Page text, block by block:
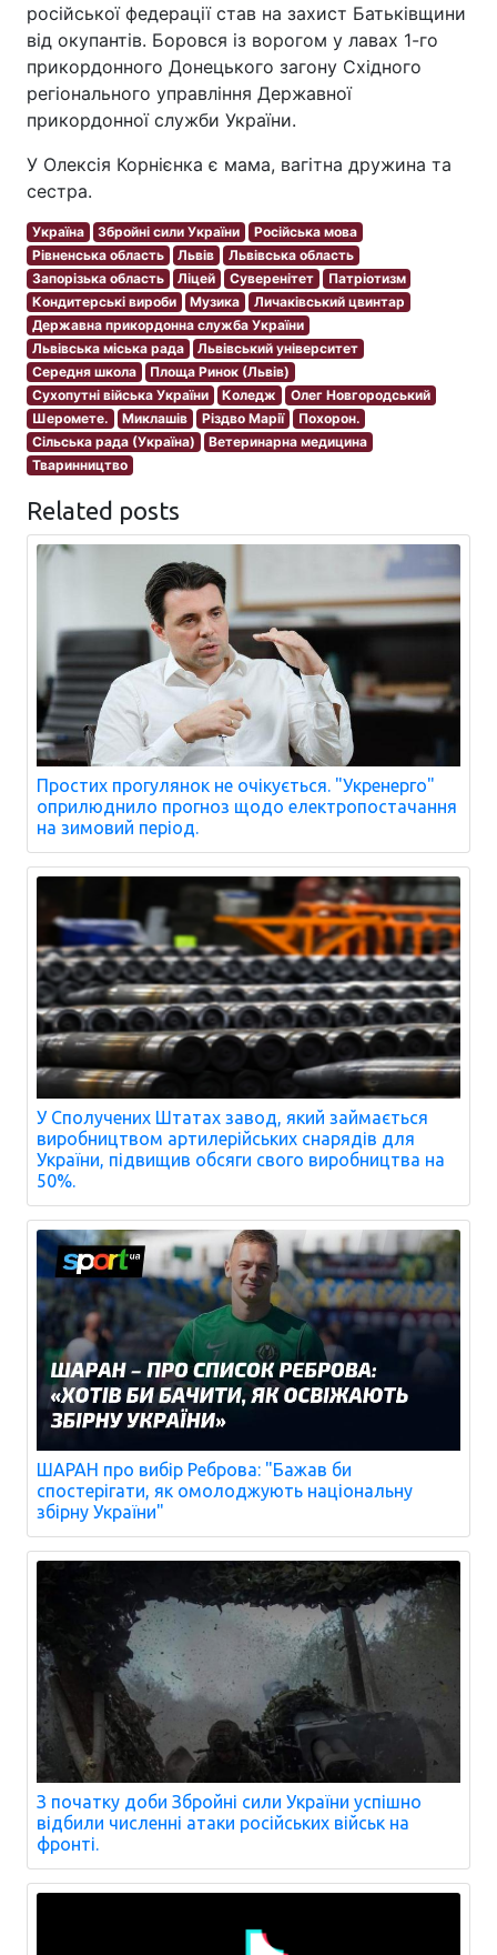
російської федерації став на захист Батьківщини
від окупантів. Боровся із ворогом у лавах 1-го
прикордонного Донецького загону Східного
регіонального управління Державної
прикордонної служби України.
У Олексія Корнієнка є мама, вагітна дружина та
сестра.
Україна Збройні сили України
Російська мова
Рівненська область
Львів
Львівська область
Запорізька область
Ліцей Суверенітет
Патріотизм
Кондитерські вироби
Музика
Личаківський цвинтар
Державна прикордонна служба України
Львівська міська рада
Львівський університет
Середня школа
Площа Ринок (Львів)
Сухопутні війська України
Коледж
Олег Новгородський
Шеромете.
Миклашів Різдво Марії
Похорон.
Сільська рада (Україна)
Ветеринарна медицина
Тваринництво
Related posts
Простих прогулянок не очікується. "Укренерго"
оприлюднило прогноз щодо електропостачання
на зимовий період.
У Сполучених Штатах завод, який займається
виробництвом артилерійських снарядів для
України, підвищив обсяги свого виробництва на
50%.
ШАРАН про вибір Реброва: "Бажав би
спостерігати, як омолоджують національну
збірну України"
З початку доби Збройні сили України успішно
відбили численні атаки російських військ на
фронті.